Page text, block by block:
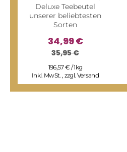
Deluxe Teebeutel
unserer beliebtesten
Sorten
34,99 €
35,95 €
196,57 € / 1kg
Inkl. MwSt. , zzgl. Versand